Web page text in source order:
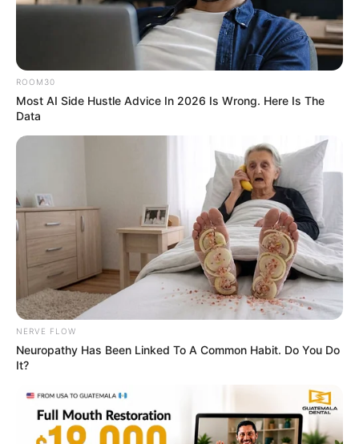
Stop Waiting In Line: The 87¢ Generic Viagra Is
Actually "Self-Serve" In Aisle 7
Co-stars Who Lost Control While Kissing Each Other
BUZZDAY
ROOM30
Most AI Side Hustle Advice In 2026 Is Wrong. Here Is The
Data
NERVE FLOW
Neuropathy Has Been Linked To A Common Habit. Do You Do
It?